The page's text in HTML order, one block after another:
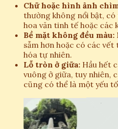
Chữ hoặc hình ảnh
thường không nổi bật, có
hoa văn tinh tế hoặc các
Bề mặt không đều màu:
sẫm hơn hoặc có các
hóa tự nhiên.
Lỗ tròn ở giữa: Hầu hết
vuông ở giữa, tuy nhiên,
cũng có thể là một yếu